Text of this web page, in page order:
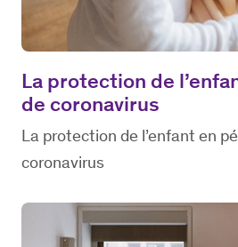
La protection de
de coronavirus
La protection de l’enfant en
coronavirus